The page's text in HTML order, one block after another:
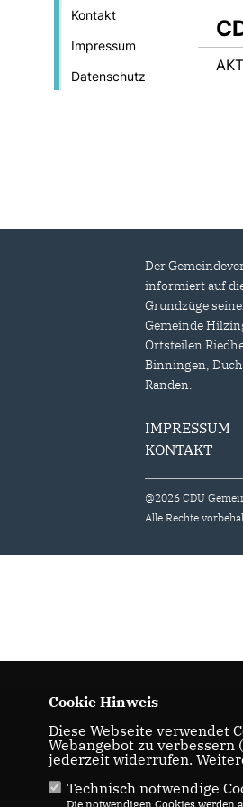
Kontakt
Impressum
Datenschutz
Der
informiert auf
Grundzüge
Gemeinde
Ortsteilen
Binningen,
Randen.
IMPRESSUM
KONTAKT
@2026 CDU
Alle Rechte
Cookie Hinweis
Diese Webseite verwendet
Webangebot zu
jederzeit widerrufen.
Technisch notwendige
Die notwendigen Cookies werden